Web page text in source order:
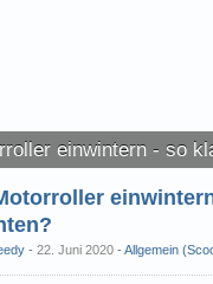
einwintern - so
22. Juni 2020 - Allgemein